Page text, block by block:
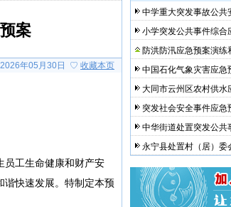
案
2026年05月30日 ♡ 收藏本页
员工生命健康和财产安
谐快速发展。特制定本预
中学重大突发事故公共
小学突发公共事件综合
防洪防汛应急预案演
中国石化气象灾害应急
大同市云州区农村供水
突发社会安全事件应急
中华街道处置突发公共
永宁县处置村（居）